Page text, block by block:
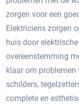
zorgen voor een
Elektriciens zorgen
huis door
overeenstemming
klaar om problemen
schilders,
complete en